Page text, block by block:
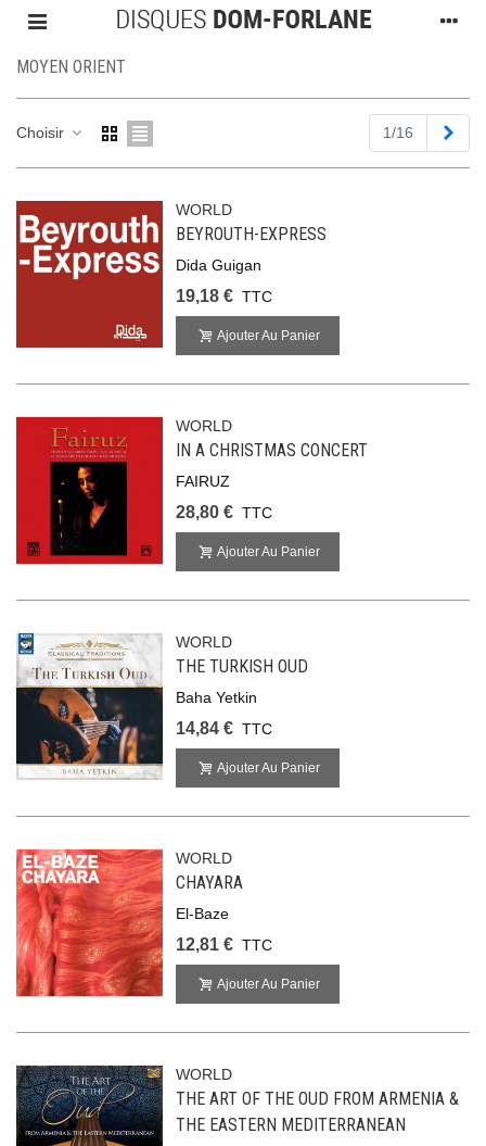
MOYEN ORIENT
Choisir 1/16
WORLD
BEYROUTH-EXPRESS
Dida Guigan
19,18 € TTC
Ajouter Au Panier
WORLD
IN A CHRISTMAS CONCERT
FAIRUZ
28,80 € TTC
Ajouter Au Panier
WORLD
THE TURKISH OUD
Baha Yetkin
14,84 € TTC
Ajouter Au Panier
WORLD
CHAYARA
El-Baze
12,81 € TTC
Ajouter Au Panier
WORLD
THE ART OF THE OUD FROM ARMENIA &
THE EASTERN MEDITERRANEAN